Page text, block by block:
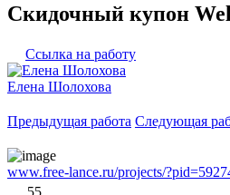
Скидочный купон
Ссылка на работу
Елена Шолохова
Предыдущая работа Следующая
www.free-lance.ru/projects/
55